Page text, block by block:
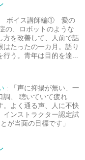
ボイス講師編① 愛の
の、ロボットのような
方を改善して、人前で話
たったの一カ月。語り
行う。青年は目的を達...
:
「声に抑揚が無い、一
調、 聴いていて疲れ
。よく通る声、人に不快
インストラクター認定試
が当面の目標です」